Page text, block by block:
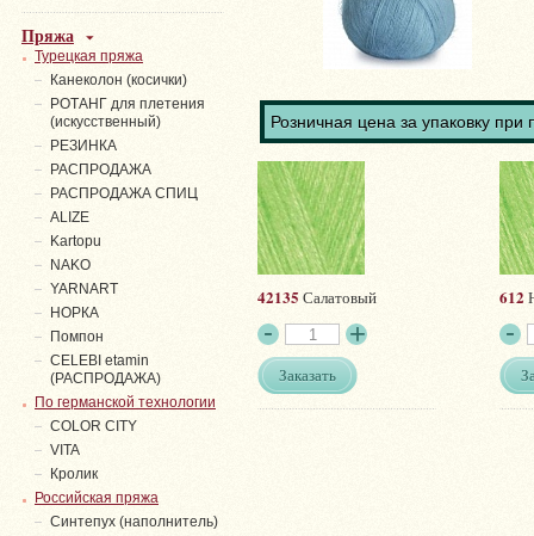
Розничная цена за упаковку при
42135 Салатовый
Заказать
612
Пряжа
Турецкая пряжа
Канеколон (косички)
РОТАНГ для плетения
(искусственный)
PЕЗИНКА
РАСПРОДАЖА
РАСПРОДАЖА СПИЦ
ALIZE
Kartopu
NAKO
YARNART
НОРКА
Помпон
СELEBI etamin
(РАСПРОДАЖА)
По германской технологии
COLOR CITY
VITA
Кролик
Российская пряжа
Синтепух (наполнитель)